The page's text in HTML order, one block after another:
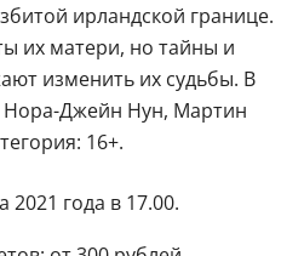
ирландской границе.
их матери, но тайны и
изменить их судьбы. В
Нора-Джейн Нун, Мартин
16+.
2021 года в 17.00.